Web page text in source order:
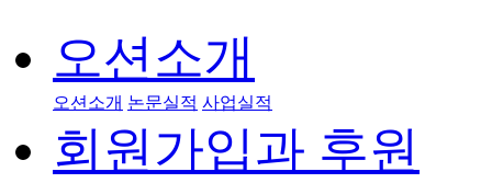
오션소개
오션소개 논문실적 사업실적
회원가입과 후원